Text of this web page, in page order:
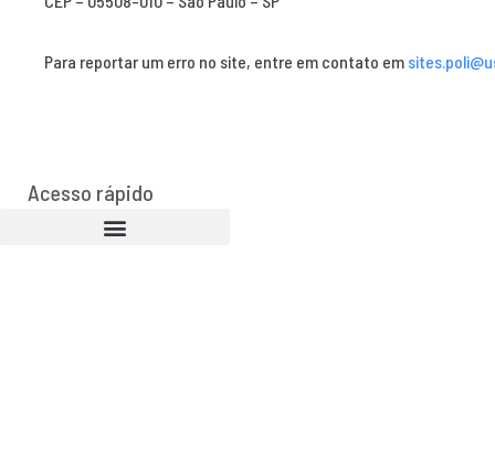
Para reportar um erro no site, entre em contato em
Acesso rápido